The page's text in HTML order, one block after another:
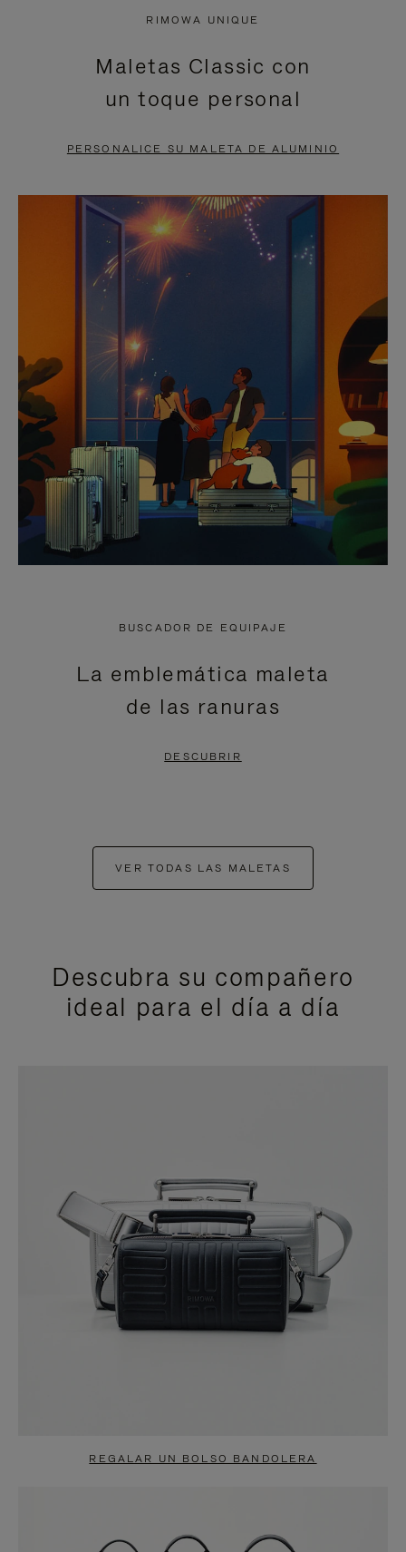
PAUSADO,
PULSE
PARA
ESTÁ
DESACTIVADO:
PULSE
ACTIVARLO.
RIMOWA UNIQUE
Maletas Classic con
un toque personal
PERSONALICE SU MALETA DE ALUMINIO
BUSCADOR DE EQUIPAJE
La emblemática maleta
de las ranuras
DESCUBRIR
VER TODAS LAS MALETAS
Descubra su compañero
ideal para el día a día
REGALAR UN BOLSO BANDOLERA